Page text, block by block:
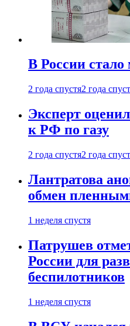
В России
2 года спустя2 года
Эксперт
к РФ по газу
2 года спустя2 года
Лантратова
обмен
1 неделя спустя
Патрушев
России для
беспилотников
1 неделя спустя